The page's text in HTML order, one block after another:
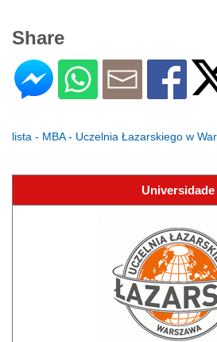
Share
lista - MBA - Uczelnia Łazarskiego w
Universidade